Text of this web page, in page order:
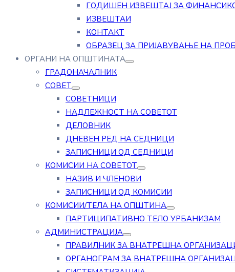
ГОДИШЕН ИЗВЕШТАЈ ЗА
ИЗВЕШТАИ
КОНТАКТ
ОБРАЗЕЦ ЗА ПРИЈАВУВАЊЕ НА
ОРГАНИ НА ОПШТИНАТА
ГРАДОНАЧАЛНИК
СОВЕТ
СОВЕТНИЦИ
НАДЛЕЖНОСТ НА СОВЕТОТ
ДЕЛОВНИК
ДНЕВЕН РЕД НА СЕДНИЦИ
ЗАПИСНИЦИ ОД СЕДНИЦИ
КОМИСИИ НА СОВЕТОТ
НАЗИВ И ЧЛЕНОВИ
ЗАПИСНИЦИ ОД КОМИСИИ
КОМИСИИ/ТЕЛА НА ОПШТИНА
ПАРТИЦИПАТИВНО ТЕЛО УРБАНИЗАМ
АДМИНИСТРАЦИЈА
ПРАВИЛНИК ЗА ВНАТРЕШНА
ОРГАНОГРАМ ЗА ВНАТРЕШНА